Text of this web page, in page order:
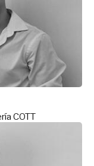
COTT